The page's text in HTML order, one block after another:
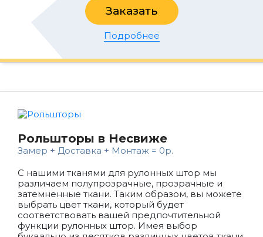
Заказать
Подробнее
Рольшторы в Несвиже
Замер + Доставка + Монтаж = 0р.
С нашими тканями для рулонных штор мы
различаем полупрозрачные, прозрачные и
затемненные ткани. Таким образом, вы можете
выбрать цвет ткани, который будет
соответствовать вашей предпочтительной
функции рулонных штор. Имея выбор